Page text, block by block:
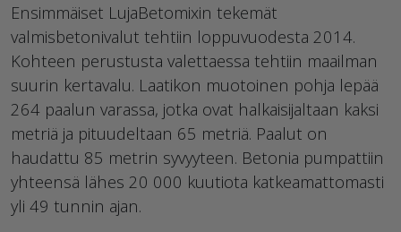
Ensimmäiset LujaBetomixin tekemät
valmisbetonivalut tehtiin loppuvuodesta 2014.
Kohteen perustusta valettaessa tehtiin maailman
suurin kertavalu. Laatikon muotoinen pohja lepää
264 paalun varassa, jotka ovat halkaisijaltaan kaksi
metriä ja pituudeltaan 65 metriä. Paalut on
haudattu 85 metrin syvyyteen. Betonia pumpattiin
yhteensä lähes 20 000 kuutiota katkeamattomasti
yli 49 tunnin ajan.